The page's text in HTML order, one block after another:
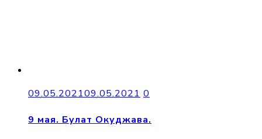
09.05.202109.05.2021 0
9 мая. Булат Окуджава.